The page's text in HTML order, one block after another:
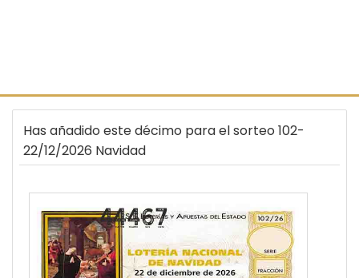
Has añadido este décimo para el sorteo 102-
22/12/2026 Navidad